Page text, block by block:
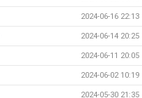
2024-06-16 22:13
2024-06-14 20:25
2024-06-11 20:05
2024-06-02 10:19
2024-05-30 21:35